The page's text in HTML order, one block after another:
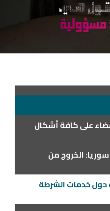
على كافة أشكال
الخروج من
حول خدمات الشرطة